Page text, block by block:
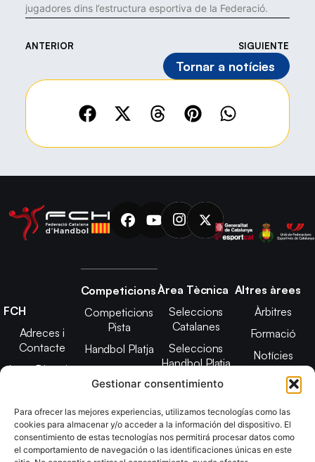
Gestionar consentimiento
Para ofrecer las mejores experiencias, utilizamos tecnologías como las
cookies para almacenar y/o acceder a la información del dispositivo. El
consentimiento de estas tecnologías nos permitirá procesar datos como
el comportamiento de navegación o las identificaciones únicas en este
jugadores dins l’estructura esportiva de la Federació.
ANTERIOR SIGUIENTE
Tornar a notícies
FCH
Adreces i
Contacte
Junta Directiva
2025
Estatuts
Transparència
Competicions
Competicions
Pista
Handbol Platja
Àrea Tècnica
Seleccions
Catalanes
Seleccions
Handbol Platja
Tecnificació
CATH
Promoció
Altres àrees
Àrbitres
Formació
Notícies
Adreces de
contacte